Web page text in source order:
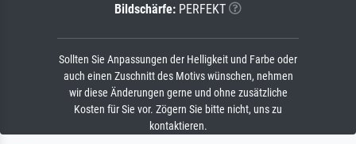
Bildschärfe: PERFEKT
Sollten Sie Anpassungen der Helligkeit und Farbe oder
auch einen Zuschnitt des Motivs wünschen, nehmen
wir diese Änderungen gerne und ohne zusätzliche
Kosten für Sie vor. Zögern Sie bitte nicht, uns zu
kontaktieren.